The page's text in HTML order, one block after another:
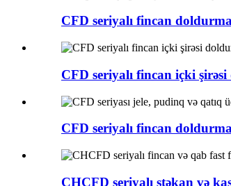
CFD seriyalı fincan
CFD seriyalı fincan içki
CFD seriyalı fincan
CHCFD seriyalı stəkan və